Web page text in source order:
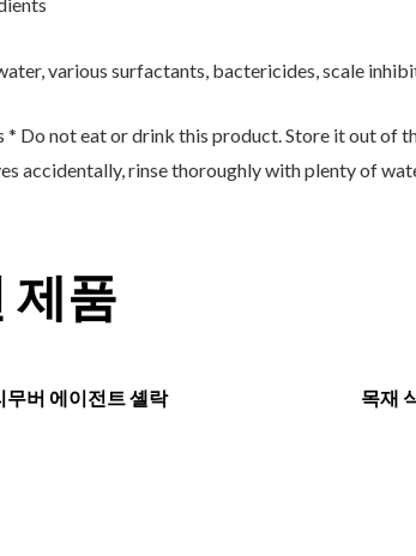
various surfactants, bactericides, scale
* Do not eat or drink this product. Store it out of
accidentally, rinse thoroughly with plenty of
제품
무버 에이전트 셸락 목재